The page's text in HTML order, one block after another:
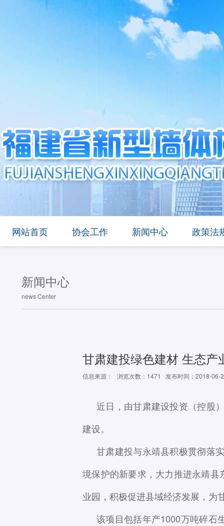
网站首页 协会工作 新闻中心 政策法
新闻中心
news Center
甘肃建投绿色建材 生态产
信息来源： 浏览次数：1471 发布时间：2018-06-
近日，由甘肃建设投资（控股
建设。
甘肃建投与永靖县积极贯彻落
境保护的新要求，大力推进永靖县
业园，积极促进县域经济发展，为
该项目包括年产1000万吨碎石